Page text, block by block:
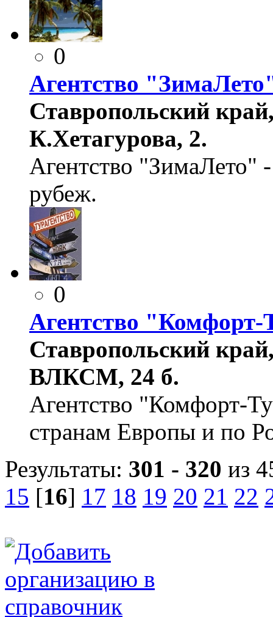
0
Агентство
Ставропольский
К.Хетагурова, 2.
Агентство "ЗимаЛето"
рубеж.
0
Агентство
Ставропольский
ВЛКСМ, 24 б.
Агентство "Комфорт-
странам Европы и по
Результаты: 301 - 320 из
15 [16] 17 18 19 20 21 22